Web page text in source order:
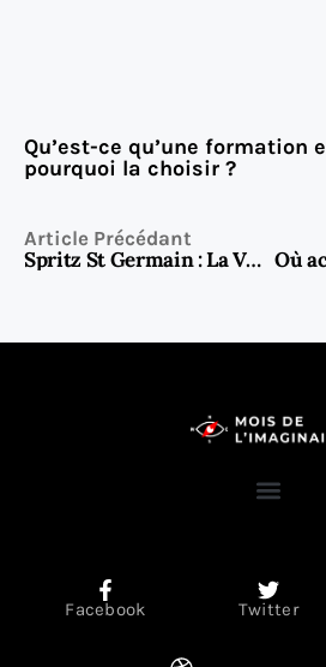
Qu’est-ce qu’une formation
pourquoi la choisir ?
Article Précédant
Spritz St Germain : La Version Florale et Raffinée du Spritz Où
Facebook Twitter